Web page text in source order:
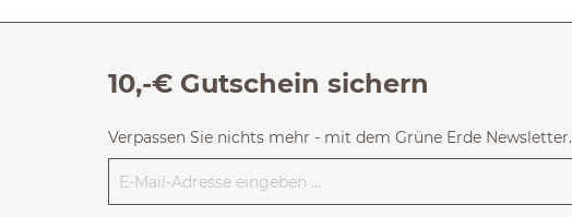
10,-€ Gutschein sichern
Verpassen Sie nichts mehr - mit dem Grüne Erde Newsletter.